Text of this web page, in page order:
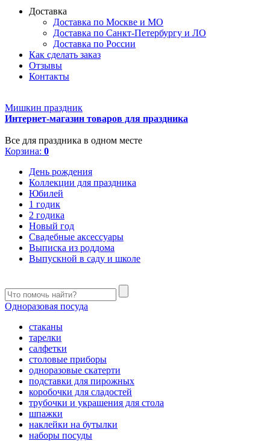
Доставка
Доставка по Москве и МО
Доставка по Санкт-Петербургу и ЛО
Доставка по России
Как сделать заказ
Отзывы
Контакты
Мишкин праздник
Интернет-магазин товаров для праздника
Все для праздника в одном месте
Корзина: 0
День рождения
Коллекции для праздника
Юбилей
1 годик
2 годика
Новый год
Свадебные аксессуары
Выписка из роддома
Выпускной в саду и школе
Одноразовая посуда
стаканы
тарелки
салфетки
столовые приборы
одноразовые скатерти
подставки для пирожных
коробочки для сладостей
трубочки и украшения для стола
шпажки
наклейки на бутылки
наборы посуды